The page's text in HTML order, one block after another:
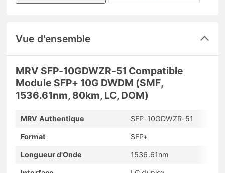
Vue d'ensemble
MRV SFP-10GDWZR-51 Compatible
Module SFP+ 10G DWDM (SMF,
1536.61nm, 80km, LC, DOM)
MRV Authentique SFP-10GDWZR-51
Format SFP+
Longueur d'Onde 1536.61nm